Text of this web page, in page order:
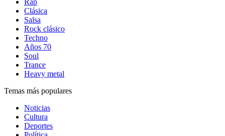
Rap
Clásica
Salsa
Rock clásico
Techno
Años 70
Soul
Trance
Heavy metal
Temas más populares
Noticias
Cultura
Deportes